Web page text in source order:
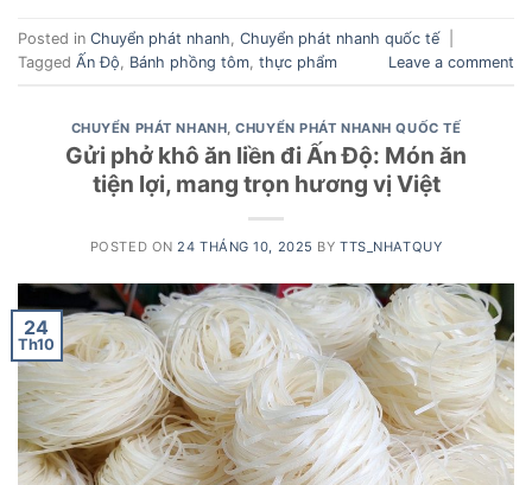
Posted in Chuyển phát nhanh Chuyển phát nhanh quốc tế
Tagged Ấn Độ Bánh phồng tôm thực phẩm Leave a comment
CHUYỂN PHÁT NHANH ,CHUYỂN PHÁT NHANH QUỐC TẾ
Gửi phở khô ăn liền đi Ấn Độ: Món ăn
tiện lợi, mang trọn hương vị Việt
POSTED ON24 THÁNG 10, 2025 BYTTS_NHATQUY
24
Th10